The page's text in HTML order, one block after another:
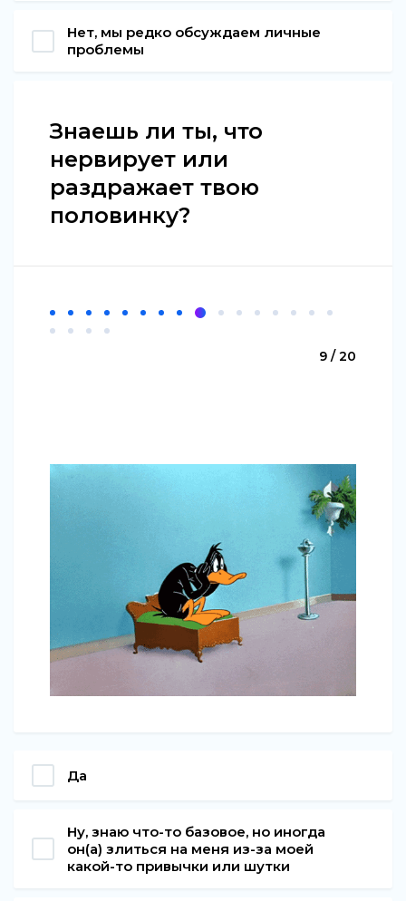
Нет, мы редко обсуждаем личные
проблемы
Знаешь ли ты, что
нервирует или
раздражает твою
половинку?
9 / 20
Да
Ну, знаю что-то базовое, но иногда
он(а) злиться на меня из-за моей
какой-то привычки или шутки